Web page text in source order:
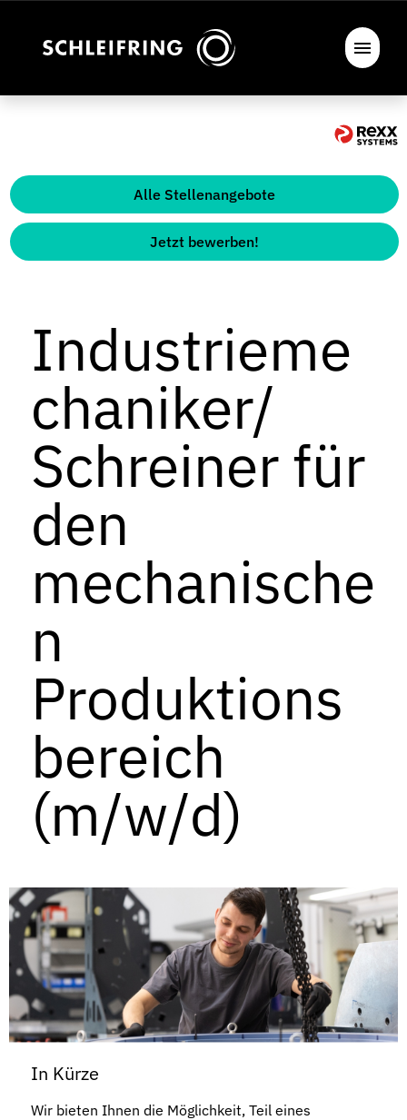
Alle Stellenangebote
Jetzt bewerben!
Industrieme
chaniker/
Schreiner für
den
mechanische
n
Produktions
bereich
(m/w/d)
In Kürze
Wir bieten Ihnen die Möglichkeit, Teil eines